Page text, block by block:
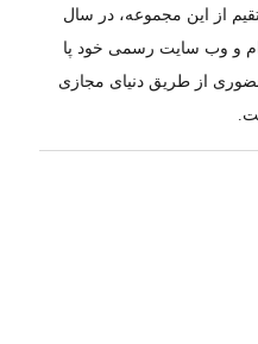
از این مجموعه، در سال
و وب سایت رسمی خود پا
از طریق دنیای مجازی